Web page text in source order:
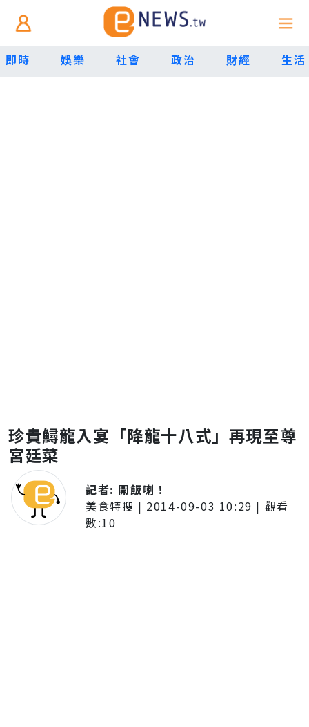
即時 娛樂 社會 政治 財經 生活
珍貴鱘龍入宴「降龍十八式」再現至尊
宮廷菜
記者: 開飯喇！
美食特搜 | 2014-09-03 10:29 | 觀看
數:10